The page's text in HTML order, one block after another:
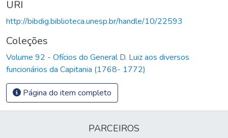
URI
http://bibdig.biblioteca.unesp.br/handle/10/22593
Coleções
Volume 92 - Ofícios do General D. Luiz aos diversos
funcionários da Capitania (1768- 1772)
Página do item completo
PARCEIROS